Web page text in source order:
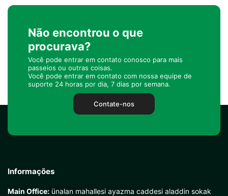
Não encontrou o que
procurava?
Você pode entrar em contato conosco para mais
passeios ou outras coisas.
Você pode entrar em contato com nossa equipe de
suporte 24 horas por dia, 7 dias por semana.
Contate-nos
Informações
Main Office: ünalan mahallesi ayazma caddesi aladdin sokak